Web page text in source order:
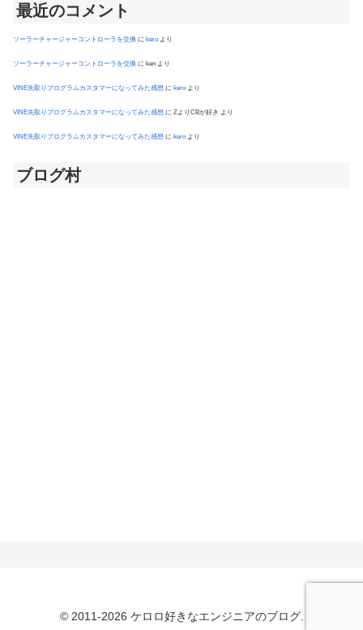
最近のコメント
ソーラーチャージャーコントローラを交換 に kero より
ソーラーチャージャーコントローラを交換 に ken より
VINE先取りプログラムカスタマーになってみた感想 に kero より
VINE先取りプログラムカスタマーになってみた感想 に ZよりCBが好き より
VINE先取りプログラムカスタマーになってみた感想 に kero より
ブログ村
© 2011-2026 ケロロ好きなエンジニアのブログ.